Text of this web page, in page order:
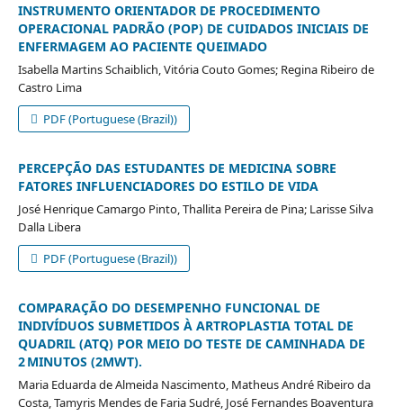
INSTRUMENTO ORIENTADOR DE PROCEDIMENTO
OPERACIONAL PADRÃO (POP) DE CUIDADOS INICIAIS DE
ENFERMAGEM AO PACIENTE QUEIMADO
Isabella Martins Schaiblich, Vitória Couto Gomes; Regina Ribeiro de
Castro Lima
PDF (Portuguese (Brazil))
PERCEPÇÃO DAS ESTUDANTES DE MEDICINA SOBRE
FATORES INFLUENCIADORES DO ESTILO DE VIDA
José Henrique Camargo Pinto, Thallita Pereira de Pina; Larisse Silva
Dalla Libera
PDF (Portuguese (Brazil))
COMPARAÇÃO DO DESEMPENHO FUNCIONAL DE
INDIVÍDUOS SUBMETIDOS À ARTROPLASTIA TOTAL DE
QUADRIL (ATQ) POR MEIO DO TESTE DE CAMINHADA DE
2 MINUTOS (2MWT).
Maria Eduarda de Almeida Nascimento, Matheus André Ribeiro da
Costa, Tamyris Mendes de Faria Sudré, José Fernandes Boaventura